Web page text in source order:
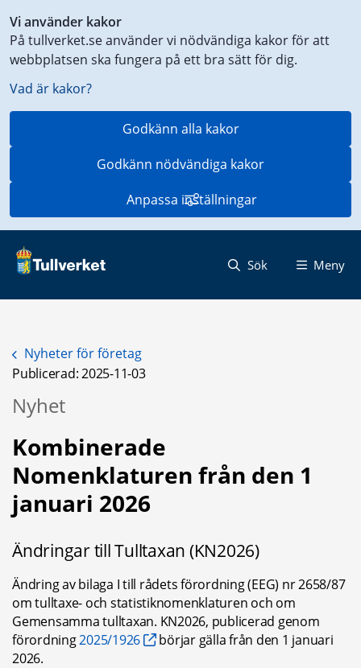
Vi använder kakor
På tullverket.se använder vi nödvändiga kakor för att
webbplatsen ska fungera på ett bra sätt för dig.
Vad är kakor?
Godkänn alla kakor
Godkänn nödvändiga kakor
Anpassa inställningar
till
innehåll
på
aktuell
Sök Meny
Nyheter för företag
Publicerad: 2025-11-03
Nyhet
Kombinerade
Nomenklaturen från den 1
januari 2026
Ändringar till Tulltaxan (KN2026)
Ändring av bilaga I till rådets förordning (EEG) nr 2658/87
om tulltaxe- och statistiknomenklaturen och om
Gemensamma tulltaxan. KN2026, publicerad genom
förordning 2025/1926
börjar gälla från den 1 januari
2026.